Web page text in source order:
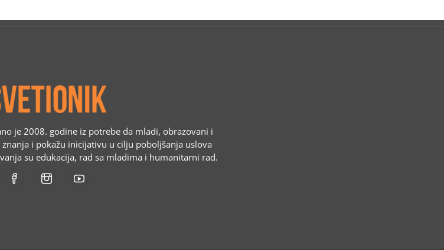
je 2008. godine iz potrebe da mladi, obrazovani i
i pokažu inicijativu u cilju poboljšanja uslova
su edukacija, rad sa mladima i humanitarni rad.